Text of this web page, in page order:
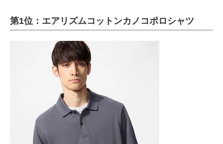
第1位：エアリズムコットンカノコポロシャツ